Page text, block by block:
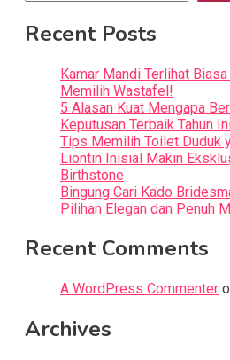
Recent Posts
Kamar Mandi Terlihat
Memilih Wastafel!
5 Alasan Kuat Mengapa
Keputusan Terbaik Tahun
Tips Memilih Toilet Duduk
Liontin Inisial Makin
Birthstone
Bingung Cari Kado
Pilihan Elegan dan Penuh
Recent Comments
A WordPress Commenter
Archives